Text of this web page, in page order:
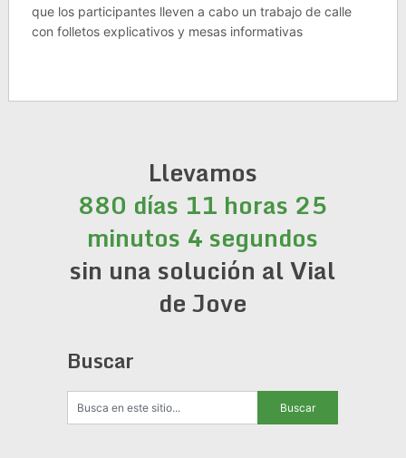
que los participantes lleven a cabo un trabajo de calle
con folletos explicativos y mesas informativas
Llevamos
880 días 11 horas 25
minutos 4 segundos
sin una solución al Vial
de Jove
Buscar